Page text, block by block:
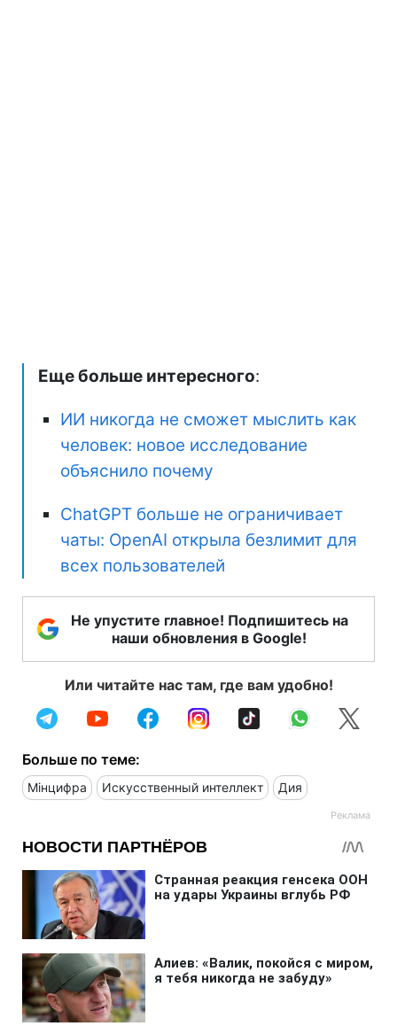
Еще больше интересного:
ИИ никогда не сможет мыслить как
человек: новое исследование
объяснило почему
ChatGPT больше не ограничивает
чаты: OpenAI открыла безлимит для
всех пользователей
Не упустите главное! Подпишитесь на
наши обновления в Google!
Или читайте нас там, где вам удобно!
Больше по теме:
Мінцифра Искусственный интеллект Дия